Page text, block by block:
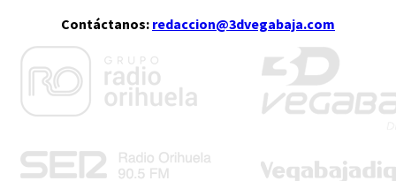
Contáctanos: redaccion@3dvegabaja.com